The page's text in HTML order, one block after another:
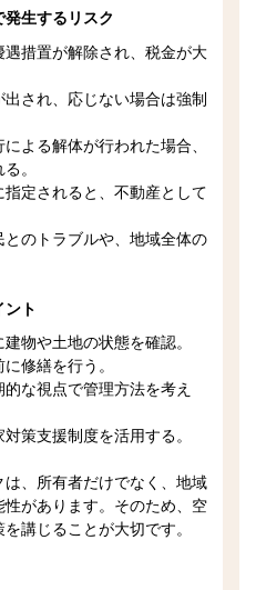
生するリスク
遇措置が解除され、税金が大
出され、応じない場合は強制
による解体が行われた場合、
。
指定されると、不動産として
とのトラブルや、地域全体の
ント
建物や土地の状態を確認。
修繕を行う。
的な視点で管理方法を考え
対策支援制度を活用する。
、所有者だけでなく、地域
があります。そのため、空
講じることが大切です。